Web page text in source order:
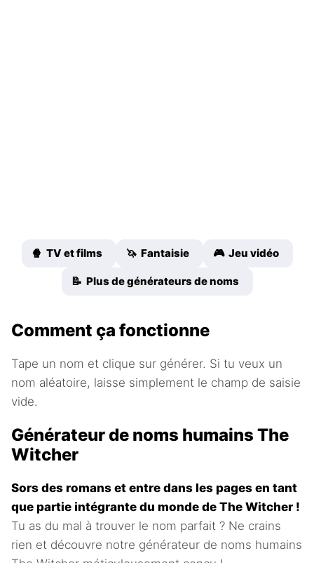
🍿 TV et films 🦄 Fantaisie 🎮 Jeu vidéo
📝 Plus de générateurs de noms
Comment ça fonctionne
Tape un nom et clique sur générer. Si tu veux un
nom aléatoire, laisse simplement le champ de saisie
vide.
Générateur de noms humains The
Witcher
Sors des romans et entre dans les pages en tant
que partie intégrante du monde de The Witcher !
Tu as du mal à trouver le nom parfait ? Ne crains
rien et découvre notre générateur de noms humains